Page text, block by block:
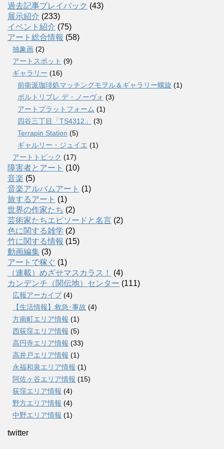
過去記事プレイバック (43)
展示紹介 (233)
イベント紹介 (75)
アート総合情報 (58)
抽象画 (2)
アートスポット (9)
ギャラリー (16)
前衛派珈琲処マッチングモヲル＆ギャラリー螺旋 (1)
ポルトリブレ デ・ノーヴォ (3)
アートプラットフォーム (1)
四谷三丁目「TS4312」
(3)
Terrapin Station (5)
ギャルリー・ジュイエ (1)
アートトピック (17)
障害者とアート (10)
音楽 (5)
音楽アルバムアート (1)
旅するアート (1)
世界の作家たち (2)
芸術家たちエピソードと名言 (2)
色に関する雑学 (2)
竹に関する情報 (15)
動画編集 (3)
アートで稼ぐ (1)
（連載）めざせマスカラス！
(4)
カンデンチ（関伝地）センター (111)
広報アーカイブ (4)
【生活情報】救急･事故 (4)
方南町エリア情報 (1)
西荻窪エリア情報 (5)
高円寺エリア情報 (33)
高井戸エリア情報 (1)
永福和泉エリア情報 (1)
阿佐ヶ谷エリア情報 (15)
荻窪エリア情報 (4)
野方エリア情報 (4)
中野エリア情報 (1)
twitter